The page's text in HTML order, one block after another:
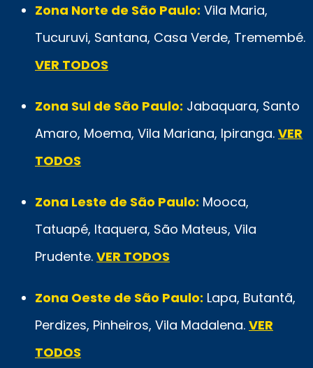
Zona Norte de São Paulo: Vila Maria,
Tucuruvi, Santana, Casa Verde, Tremembé.
VER TODOS
Zona Sul de São Paulo: Jabaquara, Santo
Amaro, Moema, Vila Mariana, Ipiranga. VER
TODOS
Zona Leste de São Paulo: Mooca,
Tatuapé, Itaquera, São Mateus, Vila
Prudente. VER TODOS
Zona Oeste de São Paulo: Lapa, Butantã,
Perdizes, Pinheiros, Vila Madalena. VER
TODOS